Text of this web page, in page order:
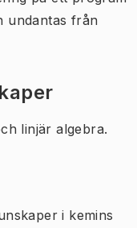
undantas från
linjär algebra.
i kemins